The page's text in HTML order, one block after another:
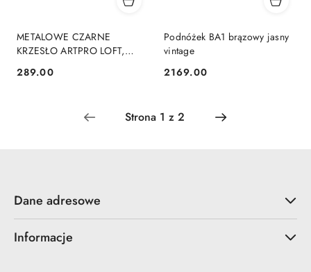
METALOWE CZARNE
KRZESŁO ARTPRO LOFT,
PODŁOKIETNIKAMI
Cena:
289.00
Podnóżek BA1 brązowy jasny
vintage
Cena:
2169.00
Dane adresowe
Informacje